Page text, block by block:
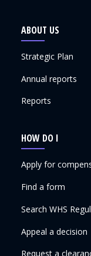
ABOUT US
Strategic Plan
Annual reports
Reports
HOW DO I
Apply for
Find a form
Search WHS
Appeal a decision
Request a